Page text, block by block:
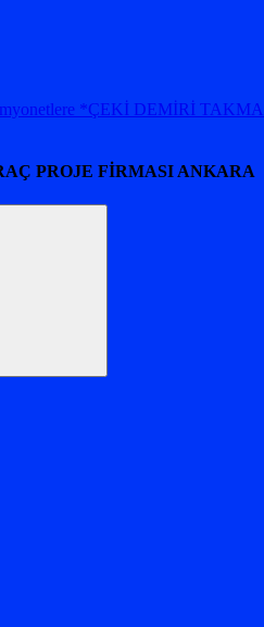
*ÇEKİ DEMİRİ
PROJE FİRMASI ANKARA